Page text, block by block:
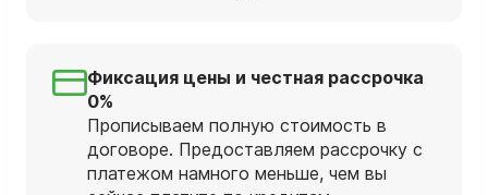
Фиксация цены и честная рассрочка
0%
Прописываем полную стоимость в
договоре. Предоставляем рассрочку с
платежом намного меньше, чем вы